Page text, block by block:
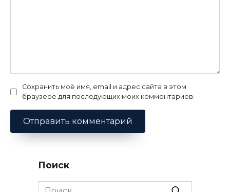
Сохранить моё имя, email и адрес сайта в этом
браузере для последующих моих комментариев.
Поиск
Search